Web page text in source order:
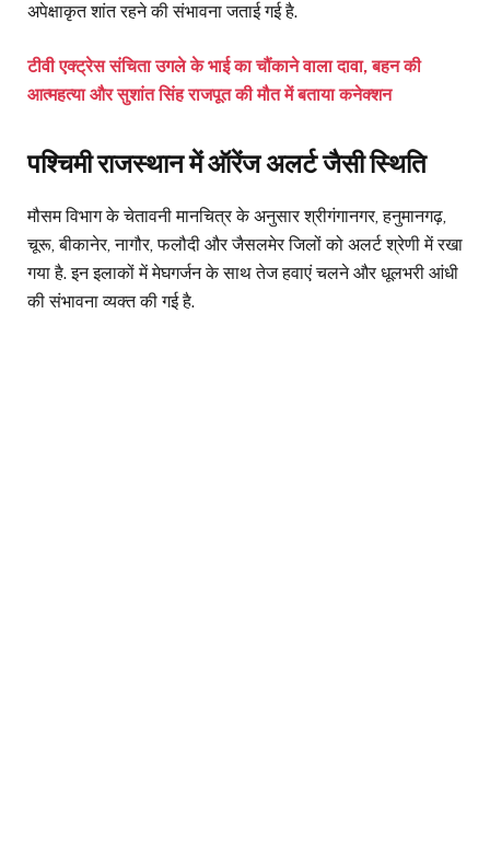
अपेक्षाकृत शांत रहने की संभावना जताई गई है.
टीवी एक्ट्रेस संचिता उगले के भाई का चौंकाने वाला दावा, बहन की
आत्महत्या और सुशांत सिंह राजपूत की मौत में बताया कनेक्शन
पश्चिमी राजस्थान में ऑरेंज अलर्ट जैसी स्थिति
मौसम विभाग के चेतावनी मानचित्र के अनुसार श्रीगंगानगर, हनुमानगढ़,
चूरू, बीकानेर, नागौर, फलौदी और जैसलमेर जिलों को अलर्ट श्रेणी में रखा
गया है. इन इलाकों में मेघगर्जन के साथ तेज हवाएं चलने और धूलभरी आंधी
की संभावना व्यक्त की गई है.